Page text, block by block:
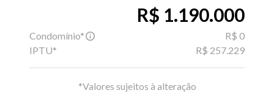
R$ 1.190.000
Condomínio*
R$ 0
IPTU*
R$ 257.229
*Valores sujeitos à alteração